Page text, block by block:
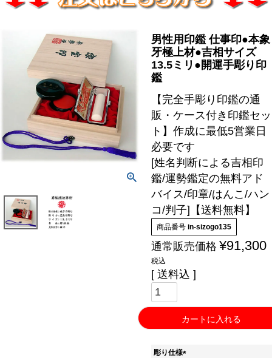
男性用印鑑 仕事印●本象
牙極上材●吉相サイズ
13.5ミリ●開運手彫り印
鑑
【完全手彫り印鑑の通
販・ケース付き印鑑セッ
ト】作成に最低5営業日
必要です
[姓名判断による吉相印
鑑/運勢鑑定の無料アド
バイス/印章/はんこ/ハン
コ/判子]【送料無料】
商品番号 in-sizogo135
通常販売価格 ¥91,300
税込
送料込
カートに入れる
彫り仕様